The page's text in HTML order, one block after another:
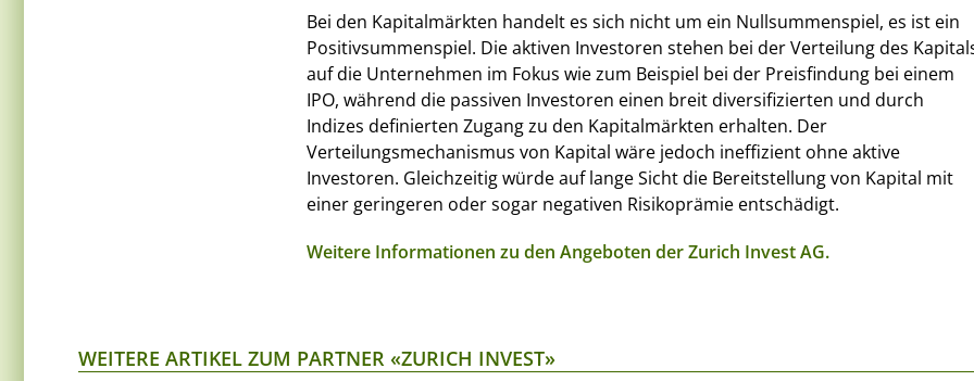
Bei den Kapitalmärkten handelt es sich nicht um ein Nullsummenspiel, es ist ein
Positivsummenspiel. Die aktiven Investoren stehen bei der Verteilung des
auf die Unternehmen im Fokus wie zum Beispiel bei der Preisfindung bei einem
IPO, während die passiven Investoren einen breit diversifizierten und durch
Indizes definierten Zugang zu den Kapitalmärkten erhalten. Der
Verteilungsmechanismus von Kapital wäre jedoch ineffizient ohne aktive
Investoren. Gleichzeitig würde auf lange Sicht die Bereitstellung von Kapital mit
einer geringeren oder sogar negativen Risikoprämie entschädigt.
Weitere Informationen zu den Angeboten der Zurich Invest AG.
WEITERE ARTIKEL ZUM PARTNER «ZURICH INVEST»